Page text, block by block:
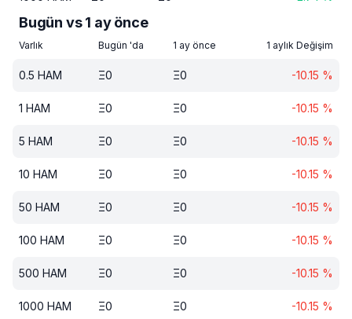
Bugün vs 1 ay önce
Varlık Bugün 'da 1 ay önce 1 aylık Değişim
0.5 HAM Ξ0 Ξ0 -10.15 %
1 HAM Ξ0 Ξ0 -10.15 %
5 HAM Ξ0 Ξ0 -10.15 %
10 HAM Ξ0 Ξ0 -10.15 %
50 HAM Ξ0 Ξ0 -10.15 %
100 HAM Ξ0 Ξ0 -10.15 %
500 HAM Ξ0 Ξ0 -10.15 %
1000 HAM Ξ0 Ξ0 -10.15 %